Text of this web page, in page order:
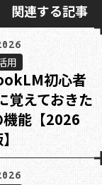
関連する記事
用
初心者
覚えておきた
機能【2026